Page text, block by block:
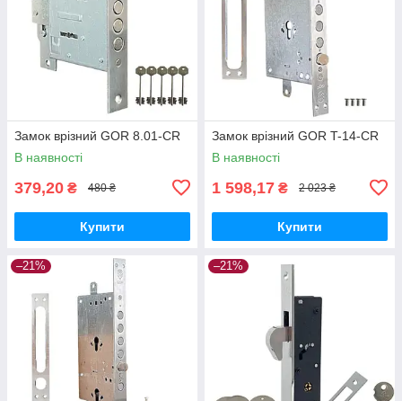
Замок врізний GOR 8.01-CR
В наявності
379,20 ₴ 480 ₴
Купити
Замок врізний GOR T-14-CR
В наявності
1 598,17 ₴ 2 023 ₴
Купити
–21% –21%